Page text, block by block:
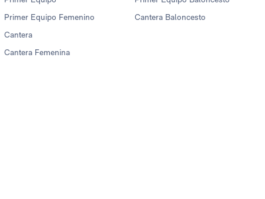
Primer Equipo Femenino
Cantera
Cantera Femenina
Cantera Baloncesto